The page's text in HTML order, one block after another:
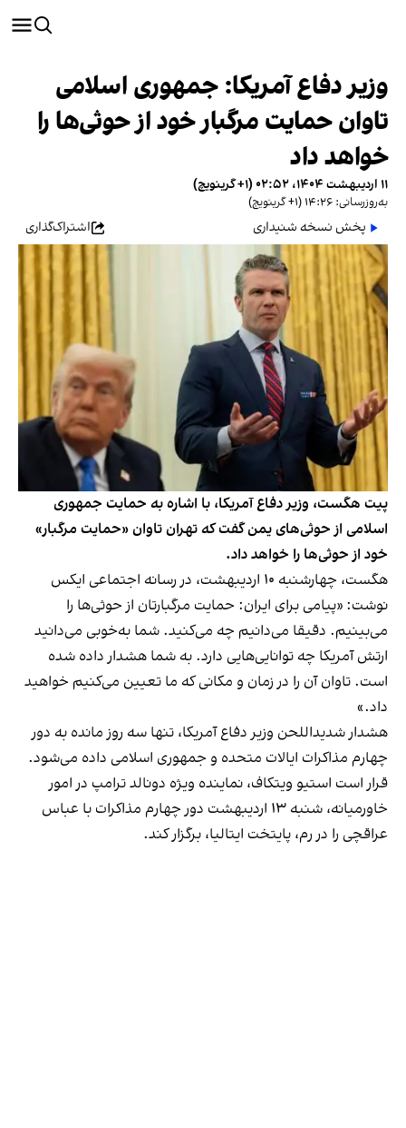
وزیر دفاع آمریکا: جمهوری اسلامی
تاوان حمایت مرگبار خود از حوثی‌ها را
خواهد داد
۱۱ اردیبهشت ۱۴۰۴، ۰۲:۵۲ (‎+۱ گرینویچ)
به‌روزرسانی: ۱۴:۲۶ (‎+۱ گرینویچ)
پخش نسخه شنیداری اشتراک‌گذاری
پیت هگست، وزیر دفاع آمریکا، با اشاره به حمایت جمهوری
اسلامی از حوثی‌های یمن گفت که تهران تاوان «حمایت مرگبار»
خود از حوثی‌ها را خواهد داد.
هگست، چهارشنبه ۱۰ اردیبهشت، در رسانه اجتماعی ایکس
نوشت: «پیامی برای ایران: حمایت مرگبارتان از حوثی‌ها را
می‌بینیم. دقیقا می‌دانیم چه می‌کنید. شما به‌خوبی می‌دانید
ارتش آمریکا چه توانایی‌هایی دارد. به شما هشدار داده شده‌
است. تاوان آن را در زمان و مکانی که ما تعیین می‌کنیم خواهید
داد.»
هشدار شدیداللحن وزیر دفاع آمریکا، تنها سه روز مانده به دور
چهارم مذاکرات ایالات متحده و جمهوری اسلامی داده می‌شود.
قرار است استیو ویتکاف، نماینده ویژه دونالد ترامپ در امور
خاورمیانه، شنبه ۱۳ اردیبهشت دور چهارم مذاکرات با عباس
عراقچی را در رم، پایتخت ایتالیا، برگزار کند.